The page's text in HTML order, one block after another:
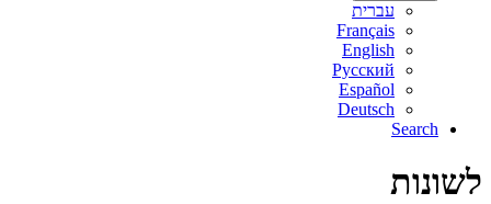
עברית
Français
English
Русский
Español
Deutsch
Search
לשונות